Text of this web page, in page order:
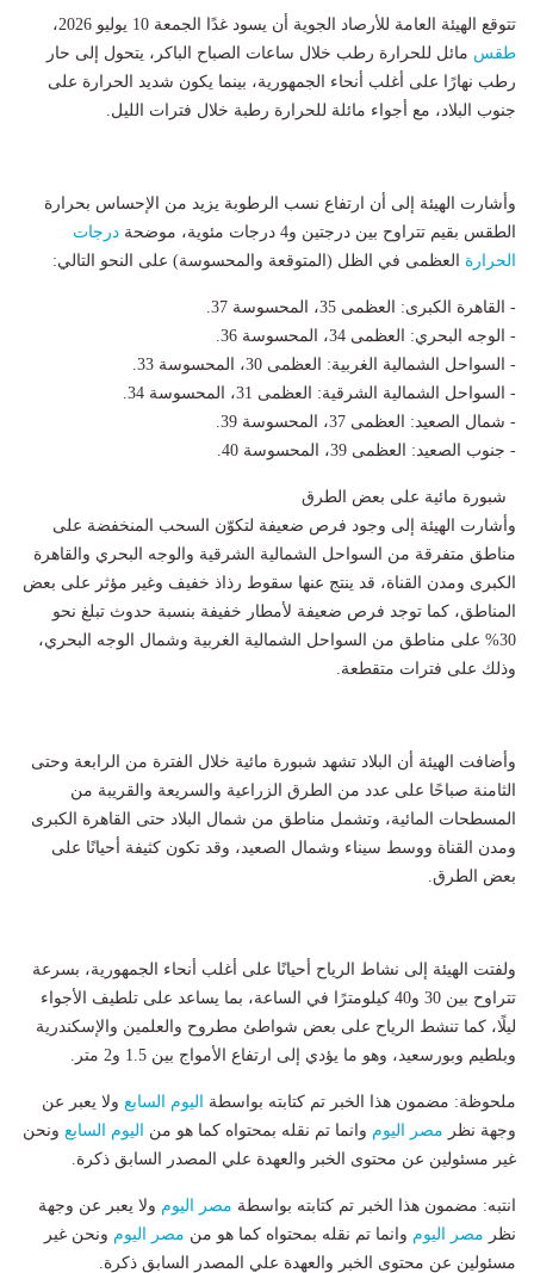
تتوقع الهيئة العامة للأرصاد الجوية أن يسود غدًا الجمعة 10 يوليو 2026،
طقس مائل للحرارة رطب خلال ساعات الصباح الباكر، يتحول إلى حار
رطب نهارًا على أغلب أنحاء الجمهورية، بينما يكون شديد الحرارة على
جنوب البلاد، مع أجواء مائلة للحرارة رطبة خلال فترات الليل.
وأشارت الهيئة إلى أن ارتفاع نسب الرطوبة يزيد من الإحساس بحرارة
الطقس بقيم تتراوح بين درجتين و4 درجات مئوية، موضحة
درجات
الحرارة العظمى في الظل (المتوقعة والمحسوسة) على النحو التالي:
- القاهرة الكبرى: العظمى 35، المحسوسة 37.
- الوجه البحري: العظمى 34، المحسوسة 36.
- السواحل الشمالية الغربية: العظمى 30، المحسوسة 33.
- السواحل الشمالية الشرقية: العظمى 31، المحسوسة 34.
- شمال الصعيد: العظمى 37، المحسوسة 39.
- جنوب الصعيد: العظمى 39، المحسوسة 40.
شبورة مائية على بعض الطرق
وأشارت الهيئة إلى وجود فرص ضعيفة لتكوّن السحب المنخفضة على
مناطق متفرقة من السواحل الشمالية الشرقية والوجه البحري والقاهرة
الكبرى ومدن القناة، قد ينتج عنها سقوط رذاذ خفيف وغير مؤثر على بعض
المناطق، كما توجد فرص ضعيفة لأمطار خفيفة بنسبة حدوث تبلغ نحو
30% على مناطق من السواحل الشمالية الغربية وشمال الوجه البحري،
وذلك على فترات متقطعة.
وأضافت الهيئة أن البلاد تشهد شبورة مائية خلال الفترة من الرابعة وحتى
الثامنة صباحًا على عدد من الطرق الزراعية والسريعة والقريبة من
المسطحات المائية، وتشمل مناطق من شمال البلاد حتى القاهرة الكبرى
ومدن القناة ووسط سيناء وشمال الصعيد، وقد تكون كثيفة أحيانًا على
بعض الطرق.
ولفتت الهيئة إلى نشاط الرياح أحيانًا على أغلب أنحاء الجمهورية، بسرعة
تتراوح بين 30 و40 كيلومترًا في الساعة، بما يساعد على تلطيف الأجواء
ليلًا، كما تنشط الرياح على بعض شواطئ مطروح والعلمين والإسكندرية
وبلطيم وبورسعيد، وهو ما يؤدي إلى ارتفاع الأمواج بين 1.5 و2 متر.
ملحوظة: مضمون هذا الخبر تم كتابته بواسطة اليوم السابع ولا يعبر عن
وجهة نظر مصر اليوم وانما تم نقله بمحتواه كما هو من اليوم السابع ونحن
غير مسئولين عن محتوى الخبر والعهدة علي المصدر السابق ذكرة.
انتبه: مضمون هذا الخبر تم كتابته بواسطة مصر اليوم ولا يعبر عن وجهة
نظر مصر اليوم وانما تم نقله بمحتواه كما هو من مصر اليوم ونحن غير
مسئولين عن محتوى الخبر والعهدة علي المصدر السابق ذكرة.